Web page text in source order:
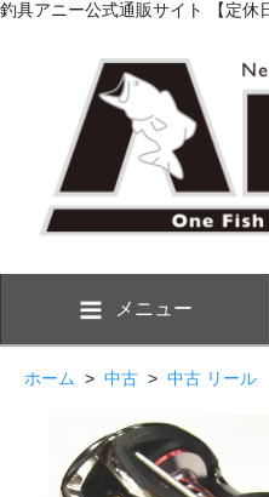
釣具アニー公式通販サイト 【定休
メニュー
ホーム > 中古 > 中古 リール